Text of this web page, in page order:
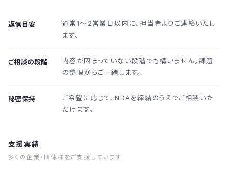
返信目安
通常1〜2営業日以内に、担当者よりご連絡いたし
ます。
ご相談の段階
内容が固まっていない段階でも構いません。課題
の整理からご一緒します。
秘密保持
ご希望に応じて、NDAを締結のうえでご相談いた
だけます。
支援実績
多くの企業・団体様をご支援しています